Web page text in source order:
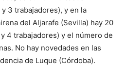
3 trabajadores), y en la
del Aljarafe (Sevilla) hay 20
4 trabajadores) y el número de
No hay novedades en las
de Luque (Córdoba).